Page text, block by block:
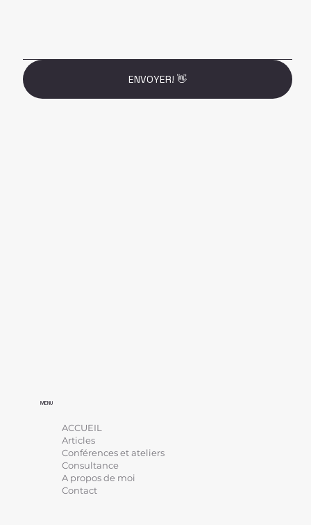
ENVOYER! 👋
MENU
ACCUEIL
Articles
Conférences et ateliers
Consultance
A propos de moi
Contact